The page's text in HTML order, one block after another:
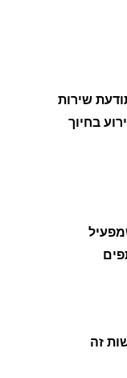
שירות
בחיוך
זה